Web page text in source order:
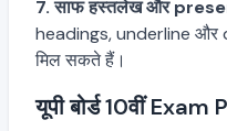
7. साफ हस्तलेख और
headings, underline
मिल सकते हैं।
यूपी बोर्ड 10वीं